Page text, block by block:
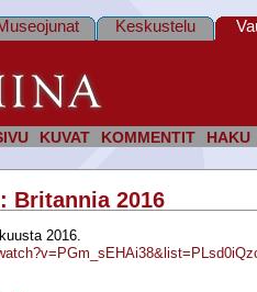
KUVAT KOMMENTIT HAKU
Keskustelu
: Britannia 2016
2016.